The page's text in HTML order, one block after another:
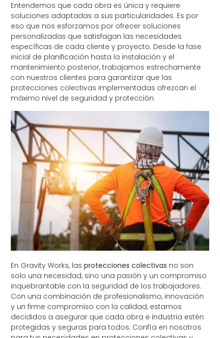
Entendemos que cada obra es única y requiere
soluciones adaptadas a sus particularidades. Es por
eso que nos esforzamos por ofrecer soluciones
personalizadas que satisfagan las necesidades
específicas de cada cliente y proyecto. Desde la fase
inicial de planificación hasta la instalación y el
mantenimiento posterior, trabajamos estrechamente
con nuestros clientes para garantizar que las
protecciones colectivas implementadas ofrezcan el
máximo nivel de seguridad y protección.
En Gravity Works, lasprotecciones colectivas no son
solo una necesidad, sino una pasión y un compromiso
inquebrantable con la seguridad de los trabajadores.
Con una combinación de profesionalismo, innovación
y un firme compromiso con la calidad, estamos
decididos a asegurar que cada obra e industria estén
protegidas y seguras para todos. Confía en nosotros